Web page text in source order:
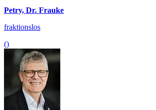
Petry, Dr. Frauke
fraktionslos
()